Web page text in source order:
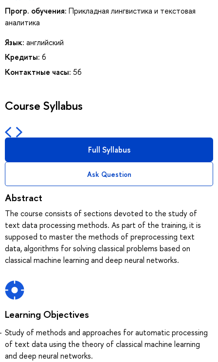
Прогр. обучения: Прикладная лингвистика и текстовая
аналитика
Язык: английский
Кредиты: 6
Контактные часы: 56
Course Syllabus
Full Syllabus
Ask Question
Abstract
The course consists of sections devoted to the study of
text data processing methods. As part of the training, it is
supposed to master the methods of preprocessing text
data, algorithms for solving classical problems based on
classical machine learning and deep neural networks.
Learning Objectives
Study of methods and approaches for automatic processing
of text data using the theory of classical machine learning
and deep neural networks.